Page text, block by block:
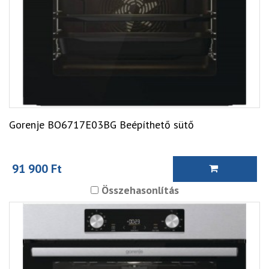
Gorenje BO6717E03BG Beépíthető sütő
91 900 Ft
Összehasonlítás